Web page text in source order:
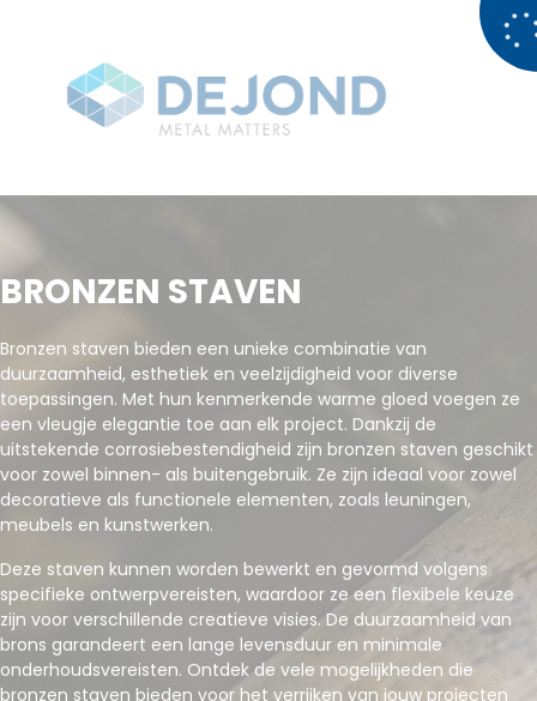
BRONZEN STAVEN
Bronzen staven bieden een unieke combinatie van
duurzaamheid, esthetiek en veelzijdigheid voor diverse
toepassingen. Met hun kenmerkende warme gloed voegen ze
een vleugje elegantie toe aan elk project. Dankzij de
uitstekende corrosiebestendigheid zijn bronzen staven geschikt
voor zowel binnen- als buitengebruik. Ze zijn ideaal voor zowel
decoratieve als functionele elementen, zoals leuningen,
meubels en kunstwerken.
Deze staven kunnen worden bewerkt en gevormd volgens
specifieke ontwerpvereisten, waardoor ze een flexibele keuze
zijn voor verschillende creatieve visies. De duurzaamheid van
brons garandeert een lange levensduur en minimale
onderhoudsvereisten. Ontdek de vele mogelijkheden die
bronzen staven bieden voor het verrijken van jouw projecten